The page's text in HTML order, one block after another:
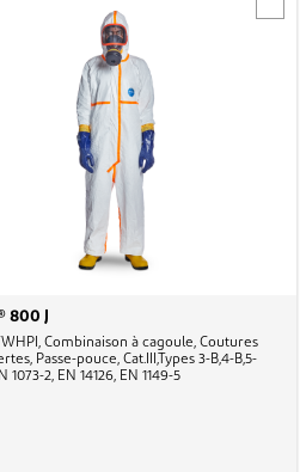
800 J
Combinaison à cagoule, Coutures
Passe-pouce, Cat.III,Types 3-B,4-B,5-
1073-2, EN 14126, EN 1149-5